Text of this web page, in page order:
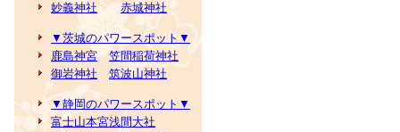
妙義神社
赤城神社
▼茨城のパワースポット▼
鹿島神宮
笠間稲荷神社
御岩神社
筑波山神社
▼静岡のパワースポット▼
富士山本宮浅間大社